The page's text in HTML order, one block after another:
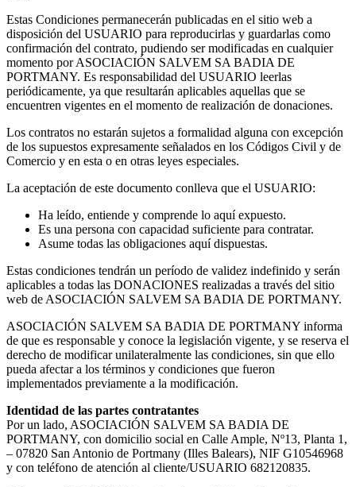
Estas Condiciones permanecerán publicadas en el sitio web a
disposición del USUARIO para reproducirlas y guardarlas como
confirmación del contrato, pudiendo ser modificadas en cualquier
momento por ASOCIACIÓN SALVEM SA BADIA DE
PORTMANY. Es responsabilidad del USUARIO leerlas
periódicamente, ya que resultarán aplicables aquellas que se
encuentren vigentes en el momento de realización de donaciones.
Los contratos no estarán sujetos a formalidad alguna con excepción
de los supuestos expresamente señalados en los Códigos Civil y de
Comercio y en esta o en otras leyes especiales.
La aceptación de este documento conlleva que el USUARIO:
Ha leído, entiende y comprende lo aquí expuesto.
Es una persona con capacidad suficiente para contratar.
Asume todas las obligaciones aquí dispuestas.
Estas condiciones tendrán un período de validez indefinido y serán
aplicables a todas las DONACIONES realizadas a través del sitio
web de ASOCIACIÓN SALVEM SA BADIA DE PORTMANY.
ASOCIACIÓN SALVEM SA BADIA DE PORTMANY informa
de que es responsable y conoce la legislación vigente, y se reserva el
derecho de modificar unilateralmente las condiciones, sin que ello
pueda afectar a los términos y condiciones que fueron
implementados previamente a la modificación.
Identidad de las partes contratantes
Por un lado, ASOCIACIÓN SALVEM SA BADIA DE
PORTMANY, con domicilio social en Calle Ample, Nº13, Planta 1,
– 07820 San Antonio de Portmany (Illes Balears), NIF G10546968
y con teléfono de atención al cliente/USUARIO 682120835.